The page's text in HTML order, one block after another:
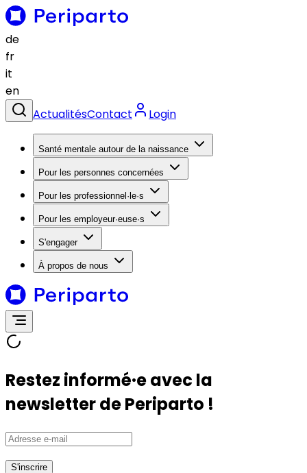
de
fr
it
en
ActualitésContact Login
Santé mentale autour de la naissance
Pour les personnes concernées
Pour les professionnel·le·s
Pour les employeur·euse·s
S'engager
À propos de nous
Restez informé·e avec la
newsletter de Periparto !
S'inscrire